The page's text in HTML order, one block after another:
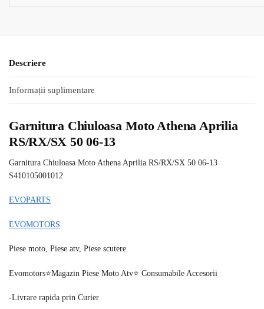
Descriere
Informații suplimentare
Garnitura Chiuloasa Moto Athena Aprilia
RS/RX/SX 50 06-13
Garnitura Chiuloasa Moto Athena Aprilia RS/RX/SX 50 06-13
S410105001012
EVOPARTS
EVOMOTORS
Piese moto, Piese atv, Piese scutere
Evomotors⭐️Magazin Piese Moto Atv⭐️ Consumabile Accesorii
-Livrare rapida prin Curier